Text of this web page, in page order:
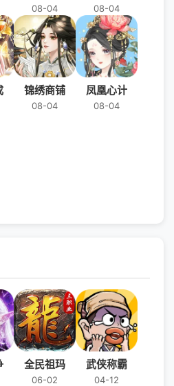
08-04 08-04
锦绣商铺
08-04
凤凰心计
08-04
全民祖玛
06-02
武侠称霸
04-12